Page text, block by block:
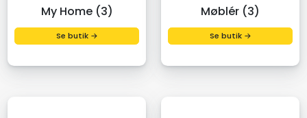
My Home (3)
Se butik →
Møblér (3)
Se butik →